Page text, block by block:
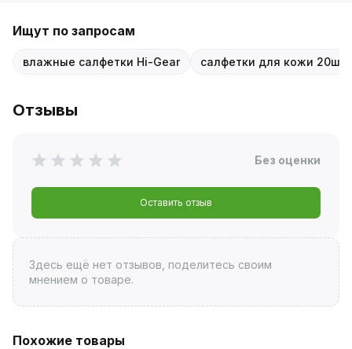
Ищут по запросам
влажные салфетки Hi-Gear салфетки для кожи 20шт
Отзывы
Без оценки
Оставить отзыв
Здесь ещё нет отзывов, поделитесь своим
мнением о товаре.
Похожие товары